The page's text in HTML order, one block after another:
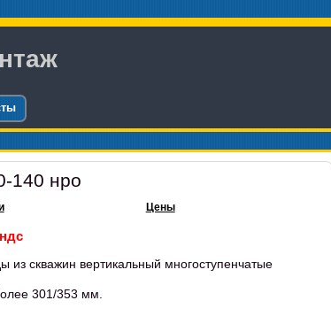
140 нро
Цены
из скважин вертикальный многоступенчатые
301/353 мм.